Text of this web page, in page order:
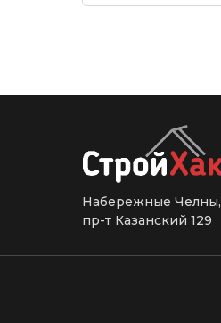
Набережные Челны,
пр-т Казанский 129